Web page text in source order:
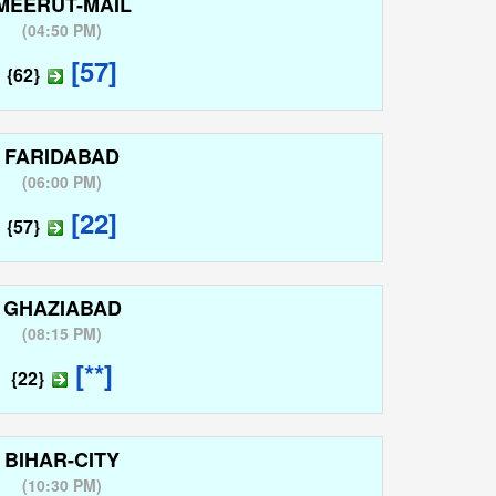
(04:50 PM)
{62} [57]
FARIDABAD
(06:00 PM)
{57} [22]
GHAZIABAD
(08:15 PM)
{22} [**]
BIHAR-CITY
(10:30 PM)